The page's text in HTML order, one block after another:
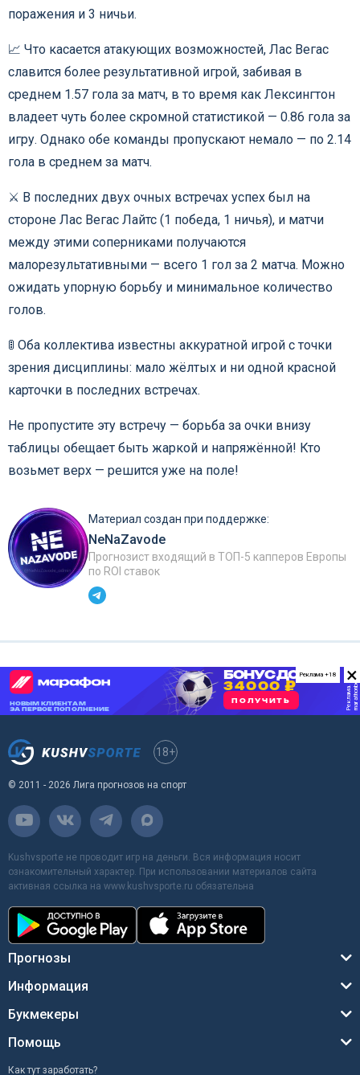
поражения и 3 ничьи.
📈 Что касается атакующих возможностей, Лас Вегас
славится более результативной игрой, забивая в
среднем 1.57 гола за матч, в то время как Лексингтон
владеет чуть более скромной статистикой — 0.86 гола за
игру. Однако обе команды пропускают немало — по 2.14
гола в среднем за матч.
⚔️ В последних двух очных встречах успех был на
стороне Лас Вегас Лайтс (1 победа, 1 ничья), и матчи
между этими соперниками получаются
малорезультативными — всего 1 гол за 2 матча. Можно
ожидать упорную борьбу и минимальное количество
голов.
🚦 Оба коллектива известны аккуратной игрой с точки
зрения дисциплины: мало жёлтых и ни одной красной
карточки в последних встречах.
Не пропустите эту встречу — борьба за очки внизу
таблицы обещает быть жаркой и напряжённой! Кто
возьмет верх — решится уже на поле!
Материал создан при поддержке:
NeNaZavode
Прогнозист входящий в ТОП-5 капперов Европы
по ROI ставок
×
Реклама +18
18+
© 2011 - 2026 Лига прогнозов на спорт
Kushvsporte не проводит игр на деньги. Вся информация носит
ознакомительный характер. При использовании материалов сайта
активная ссылка на www.kushvsporte.ru обязательна
Прогнозы
Информация
Букмекеры
Помощь
Как тут заработать?